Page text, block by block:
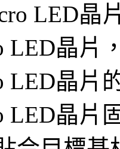
LED晶
LED晶片
LED晶片
LED晶片